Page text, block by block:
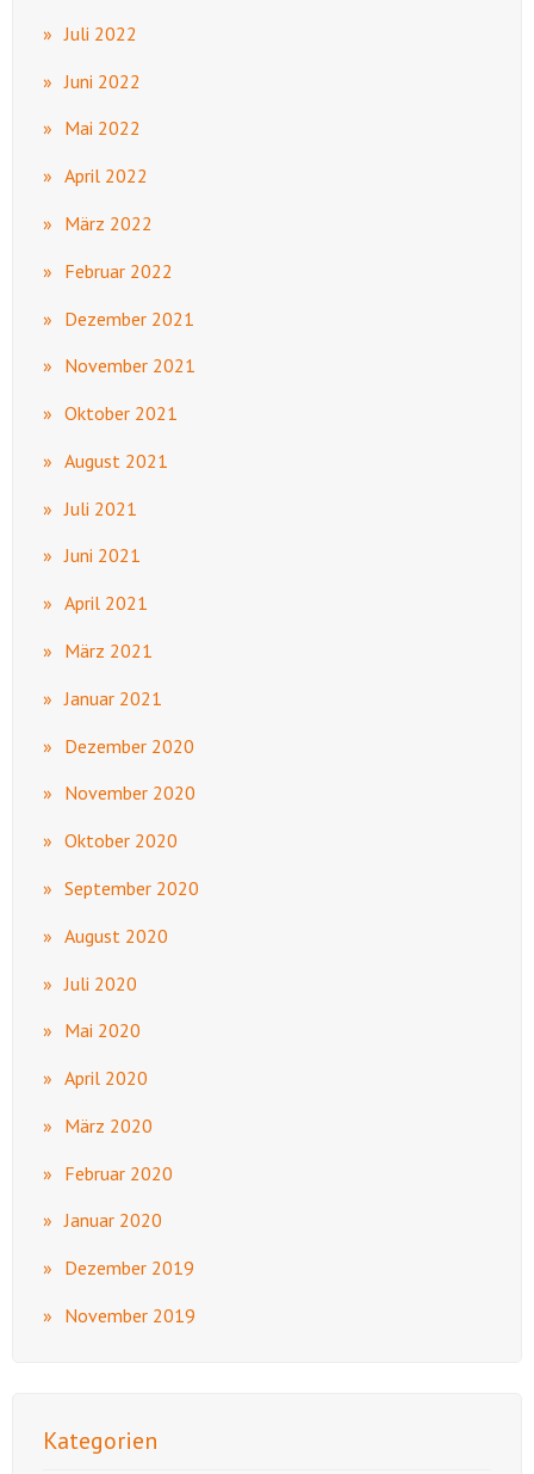
Juli 2022
Juni 2022
Mai 2022
April 2022
März 2022
Februar 2022
Dezember 2021
November 2021
Oktober 2021
August 2021
Juli 2021
Juni 2021
April 2021
März 2021
Januar 2021
Dezember 2020
November 2020
Oktober 2020
September 2020
August 2020
Juli 2020
Mai 2020
April 2020
März 2020
Februar 2020
Januar 2020
Dezember 2019
November 2019
Kategorien